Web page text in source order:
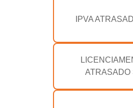
IPVA
ATRASADO